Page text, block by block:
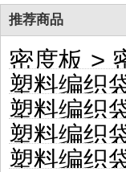
推荐商品
密度板>
塑料编织
塑料编织
塑料编织
塑料编织